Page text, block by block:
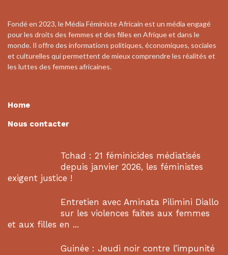
Fondé en 2023, le Média Féministe Africain est un média engagé
pour les droits des femmes et des filles en Afrique et dans le
monde. Il offre des informations politiques, économiques, sociales
et culturelles qui permettent de mieux comprendre les réalités et
les luttes des femmes africaines.
Home
Nous contacter
Tchad : 21 féminicides médiatisés
depuis janvier 2026, les féministes
exigent justice !
Entretien avec Aminata Pilimini Diallo
sur les violences faites aux femmes
et aux filles en ...
Guinée : Jeudi noir contre l’impunité